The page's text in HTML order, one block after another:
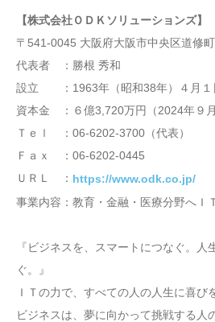
【株式会社ＯＤＫソリューションズ】
〒541-0045 大阪府大阪市中央区道修
代表者 ：勝根 秀和
設立 ：1963年（昭和38年）４月１
資本金 ：６億3,720万円（2024年９月
Ｔｅｌ ：06-6202-3700（代表）
Ｆａｘ ：06-6202-0445
ＵＲＬ ： https://www.odk.co.jp/
事業内容：教育・金融・医療分野へＩ
『ビジネスを、スマートにつなぐ。人
ぐ。』
ＩＴの力で、すべての人の人生に喜び
ビジネスは、夢に向かって挑戦する人